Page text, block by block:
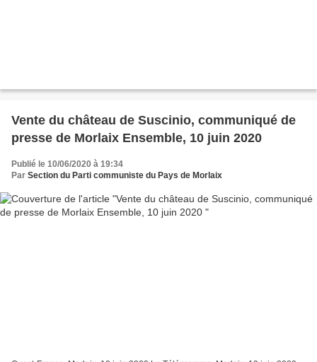
Vente du château de Suscinio, communiqué de
presse de Morlaix Ensemble, 10 juin 2020
Publié le 10/06/2020 à 19:34
Par Section du Parti communiste du Pays de Morlaix